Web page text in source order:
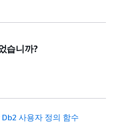
습니까?
사용자 정의 함수